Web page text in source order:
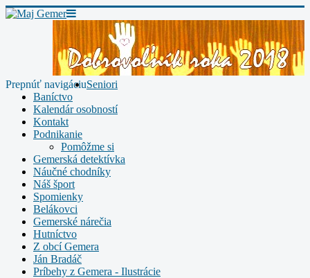
Prepnúť navigáciuSeniori
Baníctvo
Kalendár osobností
Kontakt
Podnikanie
Pomôžme si
Gemerská detektívka
Náučné chodníky
Náš šport
Spomienky
Belákovci
Gemerské nárečia
Hutníctvo
Z obcí Gemera
Ján Bradáč
Príbehy z Gemera - Ilustrácie